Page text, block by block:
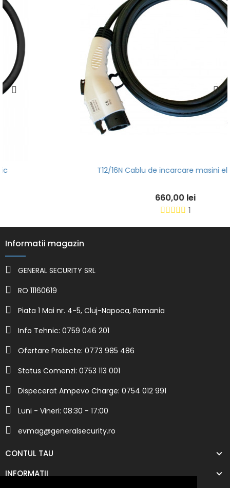
T12/16N Cablu de incarcare masini electrice
Informatii magazin
GENERAL SECURITY SRL
RO 11160619
Piata 1 Mai nr. 4-5, Cluj-Napoca, Romania
Info Tehnic: 0759 046 201
Ofertare Proiecte: 0773 985 486
Status Comenzi: 0753 113 001
Dispecerat Ampevo Charge: 0754 012 991
Luni - Vineri: 08:30 - 17:00
evmag@generalsecurity.ro
CONTUL TAU
INFORMATII